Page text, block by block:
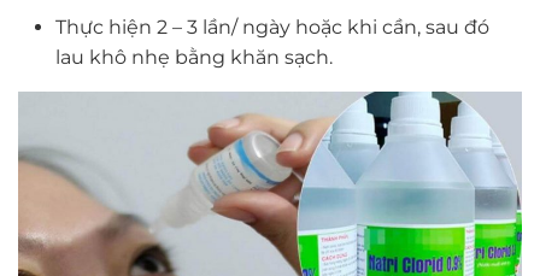
Thực hiện 2 – 3 lần/ ngày hoặc khi cần, sau đó
lau khô nhẹ bằng khăn sạch.